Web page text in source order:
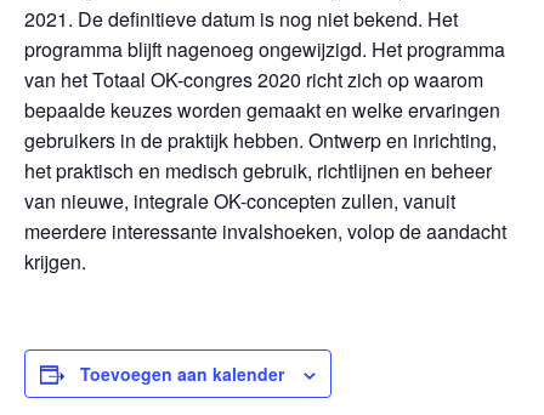
2021. De definitieve datum is nog niet bekend. Het
programma blijft nagenoeg ongewijzigd. Het programma
van het Totaal OK-congres 2020 richt zich op waarom
bepaalde keuzes worden gemaakt en welke ervaringen
gebruikers in de praktijk hebben. Ontwerp en inrichting,
het praktisch en medisch gebruik, richtlijnen en beheer
van nieuwe, integrale OK-concepten zullen, vanuit
meerdere interessante invalshoeken, volop de aandacht
krijgen.
Toevoegen aan kalender